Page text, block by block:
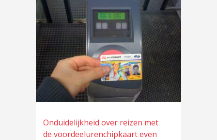
Onduidelijkheid over reizen met
de voordeelurenchipkaart even